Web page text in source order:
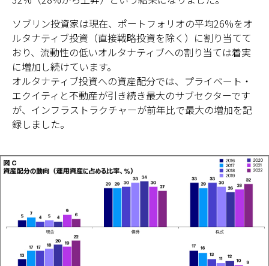
ソブリン投資家は現在、ポートフォリオの平均26%をオ
ルタナティブ投資（直接戦略投資を除く）に割り当てて
おり、流動性の低いオルタナティブへの割り当ては着実
に増加し続けています。
オルタナティブ投資への資産配分では、プライベート・
エクイティと不動産が引き続き最大のサブセクターです
が、インフラストラクチャーが前年比で最大の増加を記
録しました。